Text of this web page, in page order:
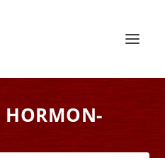
HORMON-